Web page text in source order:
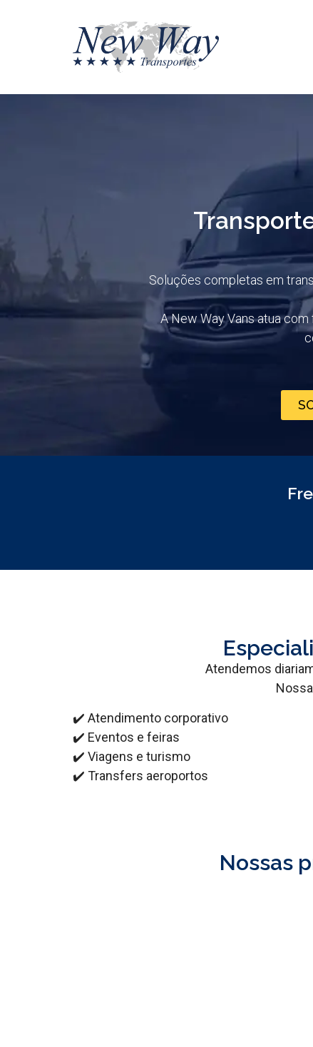
Soluções completas em
A New Way Vans atua
Atendemos
✔️ Atendimento corporativo
✔️ Eventos e feiras
✔️ Viagens e turismo
✔️ Transfers aeroportos
Nossas